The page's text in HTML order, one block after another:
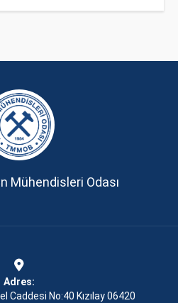
Mühendisleri Odası
Adres:
Caddesi No:40 Kızılay 06420